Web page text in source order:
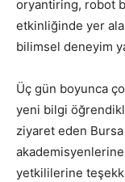
oryantiring, robot
etkinliğinde yer
bilimsel deneyim
Üç gün boyunca
yeni bilgi
ziyaret eden
yetkililerine